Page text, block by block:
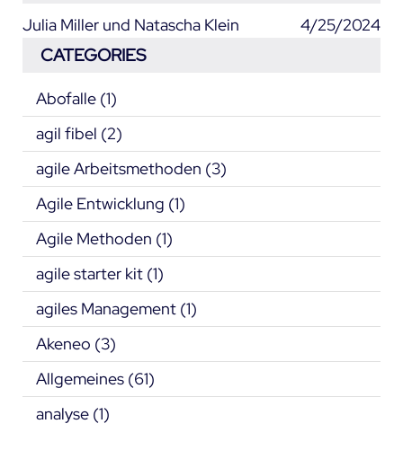
Julia Miller und Natascha Klein 4/25/2024
CATEGORIES
Abofalle (1)
agil fibel (2)
agile Arbeitsmethoden (3)
Agile Entwicklung (1)
Agile Methoden (1)
agile starter kit (1)
agiles Management (1)
Akeneo (3)
Allgemeines (61)
analyse (1)